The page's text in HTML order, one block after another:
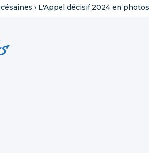
› L'Appel décisif 2024 en photos